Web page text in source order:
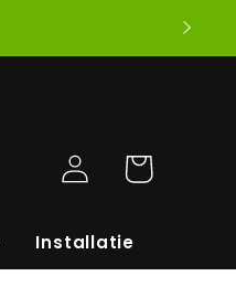
Installatie
InloggenWinkelwagen